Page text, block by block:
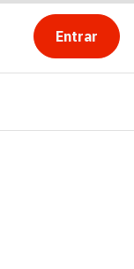
Entrar